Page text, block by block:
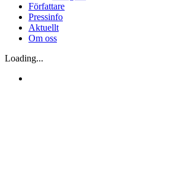
Författare
Pressinfo
Aktuellt
Om oss
Loading...